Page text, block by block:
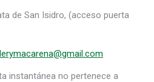
de San Isidro, (acceso puerta
instantánea no pertenece a